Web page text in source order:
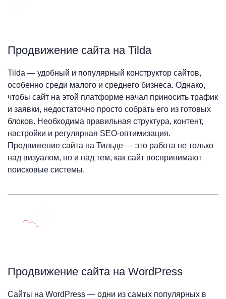
Продвижение сайта на Tilda
Tilda — удобный и популярный конструктор сайтов,
особенно среди малого и среднего бизнеса. Однако,
чтобы сайт на этой платформе начал приносить трафик
и заявки, недостаточно просто собрать его из готовых
блоков. Необходима правильная структура, контент,
настройки и регулярная SEO-оптимизация.
Продвижение сайта на Тильде — это работа не только
над визуалом, но и над тем, как сайт воспринимают
поисковые системы.
Продвижение сайта на WordPress
Сайты на WordPress — одни из самых популярных в